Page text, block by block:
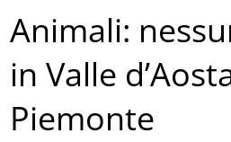
Animali:
in Valle
Piemonte